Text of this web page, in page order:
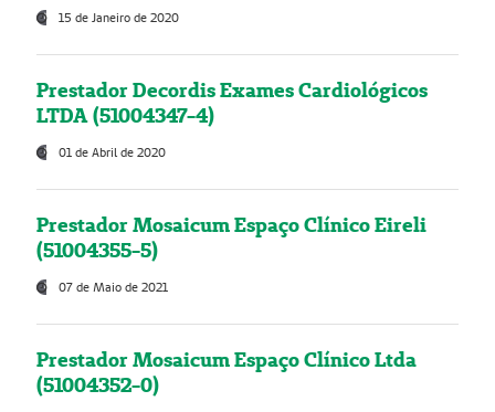
15 de Janeiro de 2020
Prestador Decordis Exames Cardiológicos
LTDA (51004347-4)
01 de Abril de 2020
Prestador Mosaicum Espaço Clínico Eireli
(51004355-5)
07 de Maio de 2021
Prestador Mosaicum Espaço Clínico Ltda
(51004352-0)